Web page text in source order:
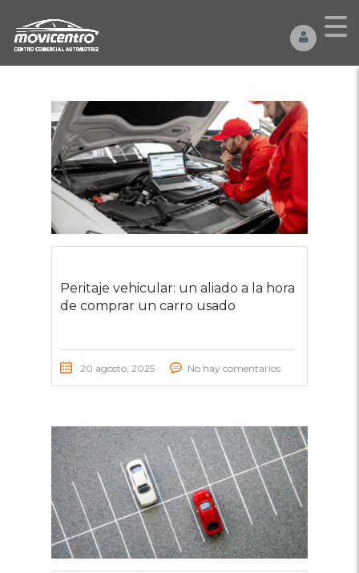
Peritaje vehicular: un aliado a la hora
de comprar un carro usado
20 agosto, 2025 No hay comentarios